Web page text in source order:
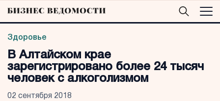
Здоровье
В Алтайском крае
зарегистрировано более 24 тысяч
человек с алкоголизмом
02 сентября 2018